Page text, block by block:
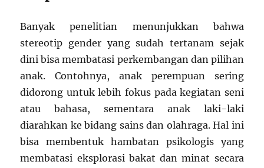
Banyak penelitian menunjukkan bahwa
stereotip gender yang sudah tertanam sejak
dini bisa membatasi perkembangan dan pilihan
anak. Contohnya, anak perempuan sering
didorong untuk lebih fokus pada kegiatan seni
atau bahasa, sementara anak laki-laki
diarahkan ke bidang sains dan olahraga. Hal ini
bisa membentuk hambatan psikologis yang
membatasi eksplorasi bakat dan minat secara